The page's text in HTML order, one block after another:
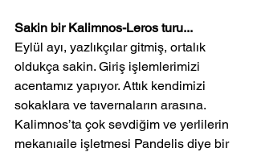
Sakin bir Kalimnos-Leros turu...
Eylül ayı, yazlıkçılar gitmiş, ortalık
oldukça sakin. Giriş işlemlerimizi
acentamız yapıyor. Attık kendimizi
sokaklara ve tavernaların arasına.
Kalimnos’ta çok sevdiğim ve yerlilerin
mekanıaile işletmesi Pandelis diye bir